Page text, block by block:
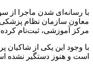
با رسانه‌ای شدن ماجرا از
مرکز آموزشی، ثبت‌نام
با وجود این یکی از شاکیان
است و هنوز دستگیر نشده